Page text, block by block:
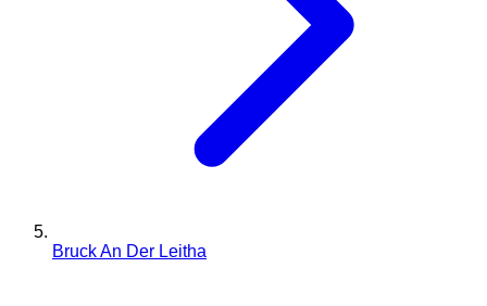
Bruck An Der Leitha